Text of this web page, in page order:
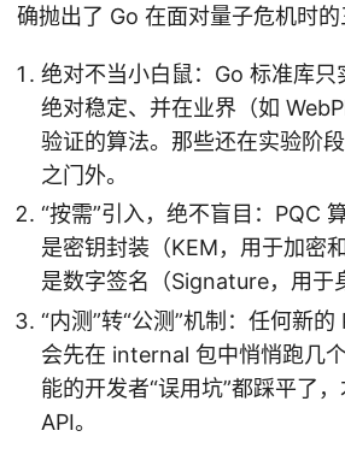
确抛出了 Go 在面对量子危机时的
绝对不当小白鼠：Go 标准库只
绝对稳定、并在业界（如
验证的算法。那些还在实验阶
之门外。
“按需”引入，绝不盲目：PQC
是密钥封装（KEM，用于加密
是数字签名（Signature，用于
“内测”转“公测”机制：任何新
会先在 internal 包中悄悄跑几
能的开发者“误用坑”都踩平了
API。